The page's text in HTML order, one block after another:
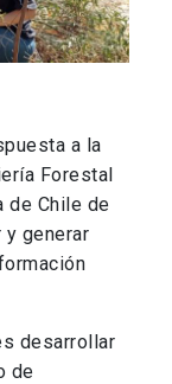
a la
Forestal
de Chile de
y generar
desarrollar
de